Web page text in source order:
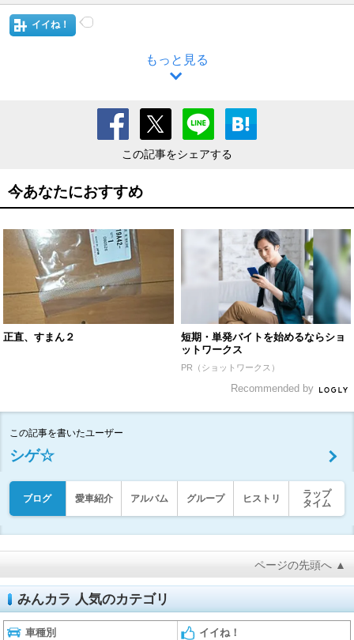
イイね！
もっと見る
この記事をシェアする
今あなたにおすすめ
正直、すまん２
短期・単発バイトを始めるならショ
ットワークス
PR（ショットワークス）
Recommended by
この記事を書いたユーザー
シゲ☆
ブログ 愛車紹介 アルバム グループ ヒストリ
ラップ
タイム
ページの先頭へ ▲
みんカラ 人気のカテゴリ
車種別 イイね！